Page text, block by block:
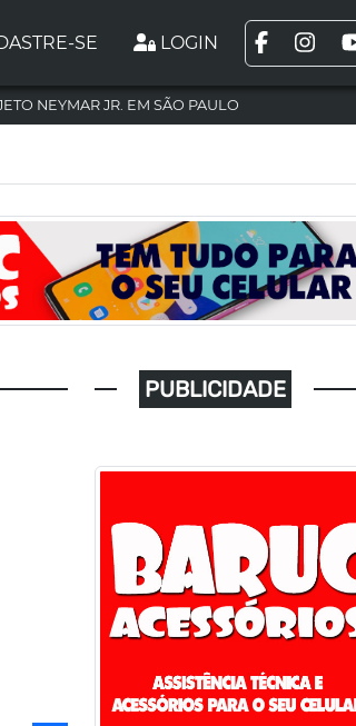
SE LOGIN
NEYMAR JR. EM SÃO PAULO
PUBLICIDADE